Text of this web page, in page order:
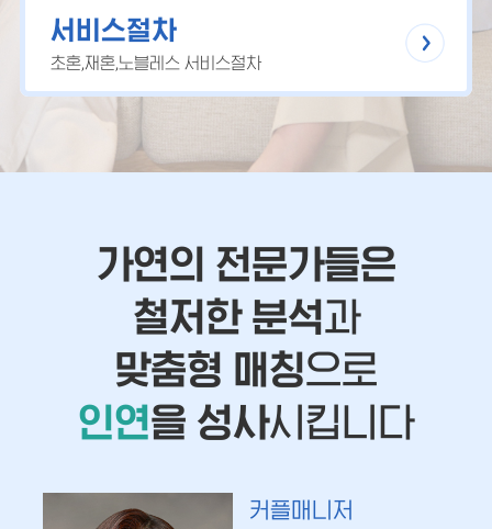
서비스절차
초혼,재혼,노블레스 서비스절차
가연의 전문가들은
철저한 분석과
맞춤형 매칭으로
인연을 성사시킵니다
커플매니저